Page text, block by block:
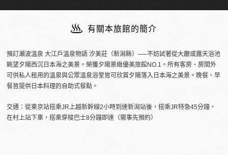
有關本旅館的簡介
預訂瀨波溫泉 大江戶溫泉物語 汐美莊（新潟縣）──不妨試著從大廳或露天浴池
眺望夕陽西沉日本海之美景。榮獲夕陽景緻優美旅館NO.1。所有客房、房間外
可供私人租用的溫泉與公眾溫泉浴堂皆可欣賞夕陽落入日本海之美景。晚餐、早
餐皆提供日本料理的自助式餐點。
交通：從東京站搭乘JR上越新幹線2小時到達新潟站後，搭乘JR特急45分鐘，
在村上站下車，搭乘穿梭巴士8分鐘即達（需事先預約）